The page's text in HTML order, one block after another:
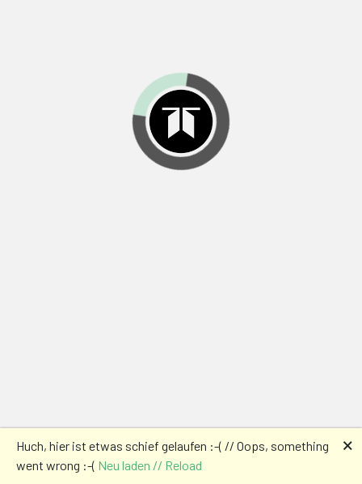
Huch, hier ist etwas schief gelaufen :-( // Oops, something
went wrong :-( Neu laden // Reload
🗙